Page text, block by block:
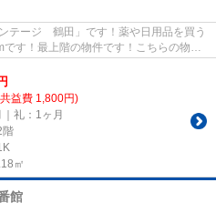
テージ 鶴田」です！薬や日用品を買う
す！最上階の物件です！こちらの物件
益費 1,800円)
礼：1ヶ月
階
㎡
館